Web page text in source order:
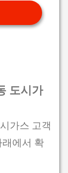
도시가
가스 고객
에서 확